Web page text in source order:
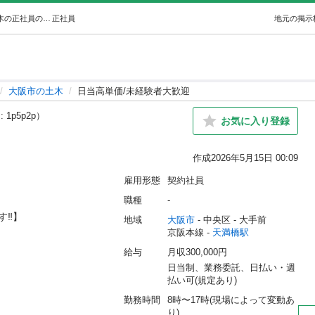
正社員 地元の掲示
大阪市の土木 日当高単価/未経験者大歓迎
1p5p2p） お気に入り登録
作成2026年5月15日 00:09
‼️】
雇用形態
契約社員
職種
-
地域
大阪市 - 中央区 - 大手前
京阪本線 - 天満橋駅
給与
月収300,000円
日当制、業務委託、日払い・週
払い可(規定あり)
勤務時間
8時〜17時(現場によって変動あ
り)